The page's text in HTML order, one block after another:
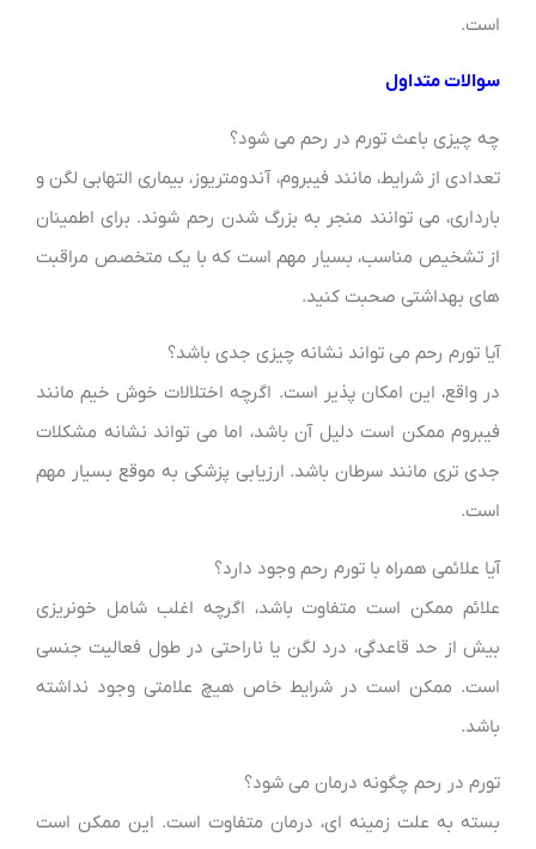
است.
سوالات متداول
چه چیزی باعث تورم در رحم می شود؟
تعدادی از شرایط، مانند فیبروم، آندومتریوز، بیماری التهابی لگن و
بارداری، می توانند منجر به بزرگ شدن رحم شوند. برای اطمینان
از تشخیص مناسب، بسیار مهم است که با یک متخصص مراقبت
های بهداشتی صحبت کنید.
آیا تورم رحم می تواند نشانه چیزی جدی باشد؟
در واقع، این امکان پذیر است. اگرچه اختلالات خوش خیم مانند
فیبروم ممکن است دلیل آن باشد، اما می تواند نشانه مشکلات
جدی تری مانند سرطان باشد. ارزیابی پزشکی به موقع بسیار مهم
است.
آیا علائمی همراه با تورم رحم وجود دارد؟
علائم ممکن است متفاوت باشد، اگرچه اغلب شامل خونریزی
بیش از حد قاعدگی، درد لگن یا ناراحتی در طول فعالیت جنسی
است. ممکن است در شرایط خاص هیچ علامتی وجود نداشته
باشد.
تورم در رحم چگونه درمان می شود؟
بسته به علت زمینه ای، درمان متفاوت است. این ممکن است